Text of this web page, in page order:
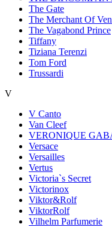
The Gate
The Merchant Of
The Vagabond Prince
Tiffany
Tiziana Terenzi
Tom Ford
Trussardi
V
V Canto
Van Cleef
VERONIQUE
Versace
Versailles
Vertus
Victoria`s Secret
Victorinox
Viktor&Rolf
ViktorRolf
Vilhelm Parfumerie